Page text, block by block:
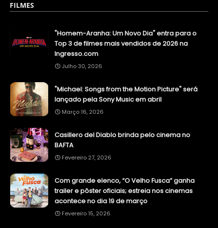
FILMES
"Homem-Aranha: Um Novo Dia" entra para o
Top 3 de filmes mais vendidos de 2026 na
Ingresso.com
Julho 30, 2026
"Michael: Songs from the Motion Picture" será
lançado pela Sony Music em abril
Março 16, 2026
Casillero del Diablo brinda pelo cinema no
BAFTA
Fevereiro 27, 2026
Com grande elenco, “O Velho Fusca” ganha
trailer e pôster oficiais; estreia nos cinemas
acontece no dia 19 de março
Fevereiro 15, 2026